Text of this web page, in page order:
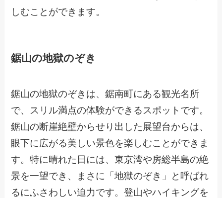
しむことができます。
鋸山の地獄のぞき
鋸山の地獄のぞきは、鋸南町にある観光名所
で、スリル満点の体験ができるスポットです。
鋸山の断崖絶壁からせり出した展望台からは、
眼下に広がる美しい景色を楽しむことができま
す。特に晴れた日には、東京湾や房総半島の絶
景を一望でき、まさに「地獄のぞき」と呼ばれ
るにふさわしい迫力です。登山やハイキングを